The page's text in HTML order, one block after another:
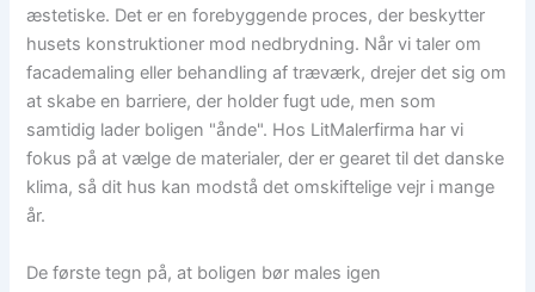
æstetiske. Det er en forebyggende proces, der beskytter
husets konstruktioner mod nedbrydning. Når vi taler om
facademaling eller behandling af træværk, drejer det sig om
at skabe en barriere, der holder fugt ude, men som
samtidig lader boligen "ånde". Hos LitMalerfirma har vi
fokus på at vælge de materialer, der er gearet til det danske
klima, så dit hus kan modstå det omskiftelige vejr i mange
år.
De første tegn på, at boligen bør males igen